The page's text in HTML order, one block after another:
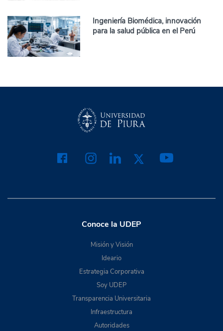
Ingeniería Biomédica, innovación
para la salud pública en el Perú
Conoce la UDEP
Misión y Visión
Ideario
Estrategia Corporativa
Soy UDEP
Transparencia Universitaria
Infraestructura
Autoridades